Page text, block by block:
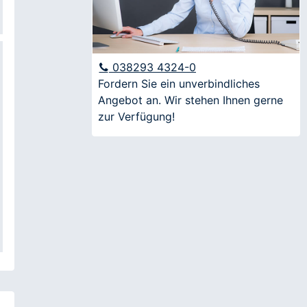
E-Mail
Anfrage
038293 4324-0
Fordern Sie ein unverbindliches
Angebot an. Wir stehen Ihnen gerne
zur Verfügung!